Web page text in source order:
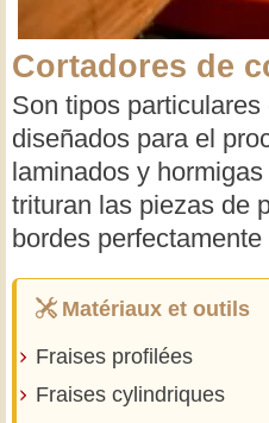
Cortadores de
Son tipos
diseñados para el
laminados y
trituran las piezas de
bordes
Matériaux et outils
Fraises profilées
Fraises cylindriques